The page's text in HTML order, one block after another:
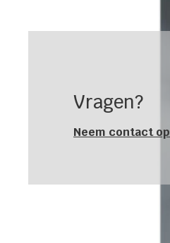
Vragen?
Neem contact op